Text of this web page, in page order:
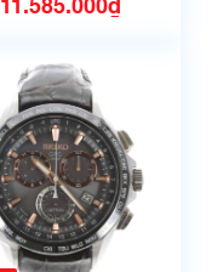
11.585.000₫